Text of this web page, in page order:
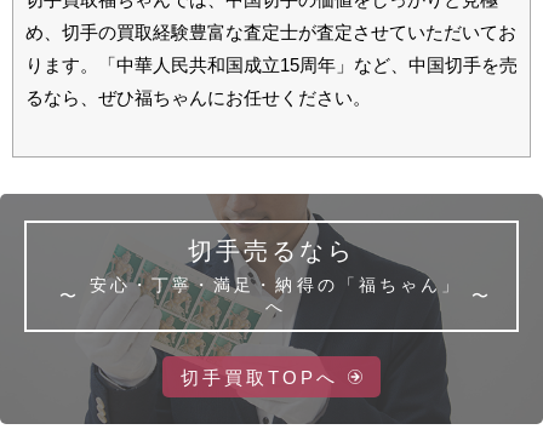
め、切手の買取経験豊富な査定士が査定させていただいてお
ります。「中華人民共和国成立15周年」など、中国切手を売
るなら、ぜひ福ちゃんにお任せください。
切手売るなら
安心・丁寧・満足・納得の
「福ちゃん」
へ
切手買取TOPへ